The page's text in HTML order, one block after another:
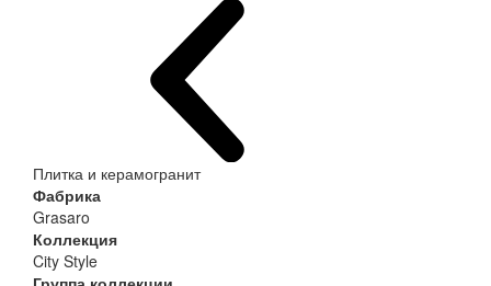
Плитка и керамогранит
Фабрика
Grasaro
Коллекция
City Style